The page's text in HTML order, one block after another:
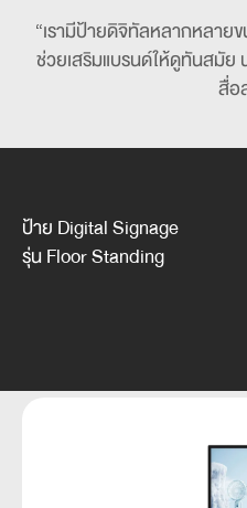
“เรามีป้ายดิจิทัลหลากหลาย
ช่วยเสริมแบรนด์ให้ดูทันสมัย
สื่อ
ป้าย Digital Signage
รุ่น Floor Standing